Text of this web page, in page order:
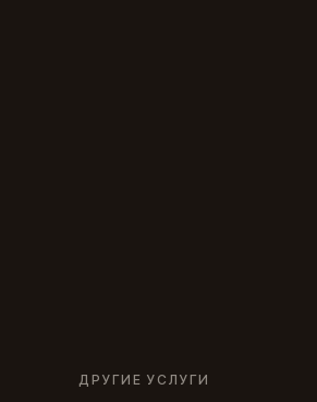
ДРУГИЕ УСЛУГИ